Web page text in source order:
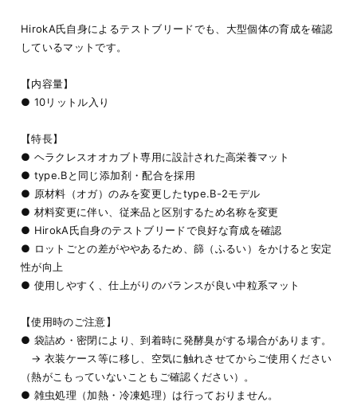
HirokA氏自身によるテストブリードでも、大型個体の育成を確認
しているマットです。
【内容量】
● 10リットル入り
【特長】
● ヘラクレスオオカブト専用に設計された高栄養マット
● type.Bと同じ添加剤・配合を採用
● 原材料（オガ）のみを変更したtype.B-2モデル
● 材料変更に伴い、従来品と区別するため名称を変更
● HirokA氏自身のテストブリードで良好な育成を確認
● ロットごとの差がややあるため、篩（ふるい）をかけると安定
性が向上
● 使用しやすく、仕上がりのバランスが良い中粒系マット
【使用時のご注意】
● 袋詰め・密閉により、到着時に発酵臭がする場合があります。
→ 衣装ケース等に移し、空気に触れさせてからご使用ください
（熱がこもっていないこともご確認ください）。
● 雑虫処理（加熱・冷凍処理）は行っておりません。